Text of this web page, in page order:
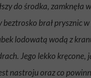
do środka, zamknęła
brał prysznic w
lodowatą wodą z
Jego lekko kręcone,
nastroju oraz co